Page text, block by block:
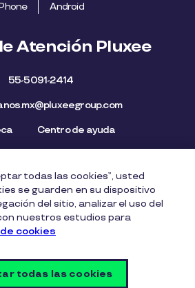
Android
Atención Pluxee
55-5091-2414
Centro de ayuda
de privacidad Política de cookies
de Marca Política de Denuncia
Lista de precios
Información
todas las cookies”, usted
se guarden en su dispositivo
del sitio, analizar el uso del
nuestros estudios para
cookies
todas las cookies